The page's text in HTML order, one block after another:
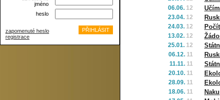
jméno
heslo
zapomenuté heslo
registrace
06.06. 12
23.04. 12
24.03. 12
13.02. 12
25.01. 12
06.12. 11
11.11. 11
20.10. 11
28.09. 11
18.06. 11